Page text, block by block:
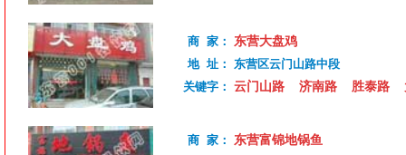
商 家： 东营大盘鸡
地 址： 东营区云门山路中段
关键字： 云门山路 济南路 胜泰路
商 家： 东营富锦地锅鱼